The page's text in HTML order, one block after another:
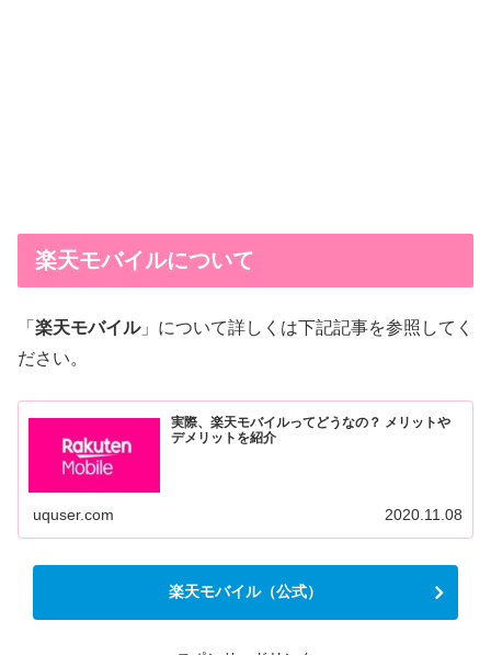
楽天モバイルについて
「 楽天モバイル」について詳しくは下記記事を参照してく
ださい。
実際、楽天モバイルってどうなの？ メリットや
デメリットを紹介
uquser.com 2020.11.08
楽天モバイル（公式）